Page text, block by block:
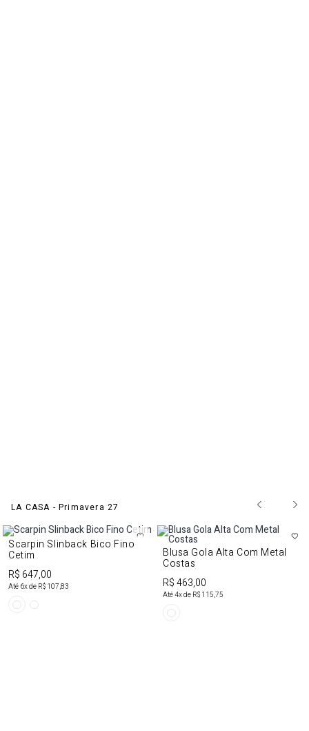
LA CASA - Primavera 27
Scarpin Slinback Bico Fino
Cetim
R$ 647,00
Até 6x de R$ 107,83
Blusa Gola Alta Com Metal
Costas
R$ 463,00
Até4x de R$ 115,75